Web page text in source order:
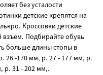
без усталости
детские крепятся на
Кроссовки детские
взъем. Подбирайте обувь
больше длины стопы в
26 -170 мм, р. 27 - 177 мм, р.
р. 31 - 202 мм,.